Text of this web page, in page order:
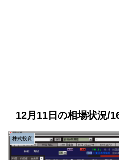
12月11日の相場状況/
株式投資